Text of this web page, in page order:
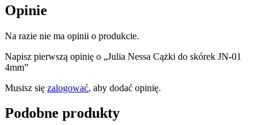
Opinie
Na razie nie ma opinii o produkcie.
Napisz pierwszą opinię o „Julia Nessa Cążki do skórek JN-01
4mm”
Musisz się zalogować, aby dodać opinię.
Podobne produkty